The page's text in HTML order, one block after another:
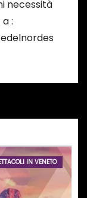
necessità
:
IN VENETO